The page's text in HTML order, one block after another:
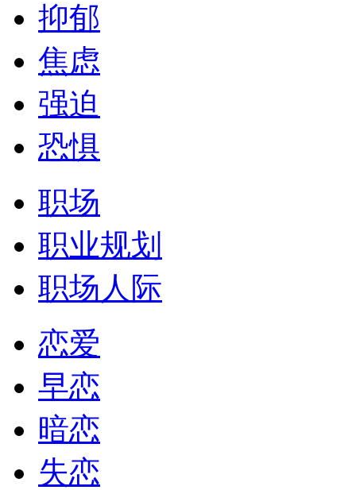
抑郁
焦虑
强迫
恐惧
职场
职业规划
职场人际
恋爱
早恋
暗恋
失恋